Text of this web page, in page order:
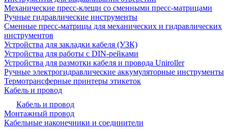
Механические пресс-клещи со сменными пресс-матрицами
Ручные гидравлические инструменты
Сменные пресс-матрицы для механических и гидравлических
инструментов
Устройства для закладки кабеля (УЗК)
Устройства для работы с DIN-рейками
Устройства для размотки кабеля и провода Uniroller
Ручные электрогидравлические аккумуляторные инструменты
Термотрансферные принтеры этикеток
Кабель и провод
Кабель и провод
Монтажный провод
Кабельные наконечники и соединители